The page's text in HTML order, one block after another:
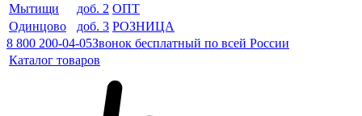
Мытищи
доб. 2 ОПТ
Одинцово
доб. 3 РОЗНИЦА
8 800 200-04-05Звонок бесплатный по всей России
Каталог товаров